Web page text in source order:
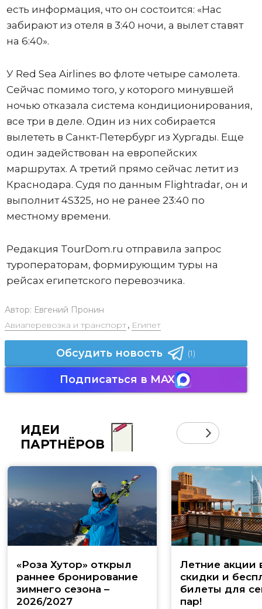
есть информация, что он состоится: «Нас
забирают из отеля в 3:40 ночи, а вылет ставят
на 6:40».
У Red Sea Airlines во флоте четыре самолета.
Сейчас помимо того, у которого минувшей
ночью отказала система кондиционирования,
все три в деле. Один из них собирается
вылететь в Санкт-Петербург из Хургады. Еще
один задействован на европейских
маршрутах. А третий прямо сейчас летит из
Краснодара. Судя по данным Flightradar, он и
выполнит 4S325, но не ранее 23:40 по
местному времени.
Редакция TourDom.ru отправила запрос
туроператорам, формирующим туры на
рейсах египетского перевозчика.
Автор: Евгений Пронин
Авиаперевозка и транспорт, Египет
Обсудить новость (1)
Подписаться в MAX
ИДЕИ
ПАРТНЁРОВ
«Роза Хутор» открыл
раннее бронирование
зимнего сезона –
2026/2027
Летние акции
скидки и
билеты для
пар!